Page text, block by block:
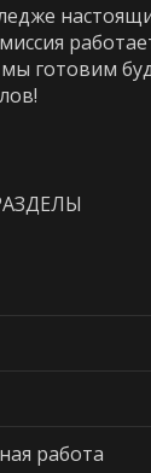
готовим
работа